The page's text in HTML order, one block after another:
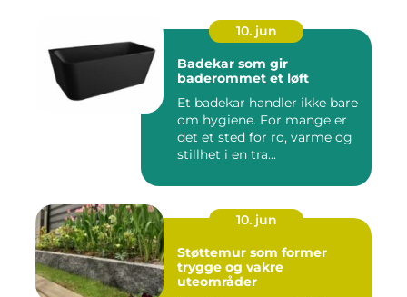
10. jun
Badekar som gir
baderommet et løft
Et badekar handler ikke bare
om hygiene. For mange er
det et sted for ro, varme og
stillhet i en tra...
10. jun
Støttemur som former
trygge og vakre
uteområder